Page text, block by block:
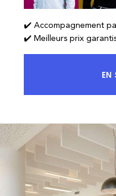
✔️ Accompagnement
✔️ Meilleurs prix
EN